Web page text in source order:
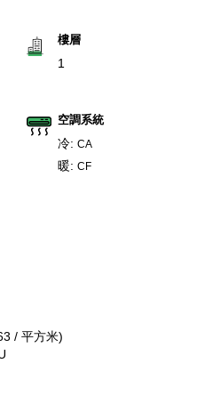
樓層
1
空調系統
冷: CA
暖: CF
/ 平方米)